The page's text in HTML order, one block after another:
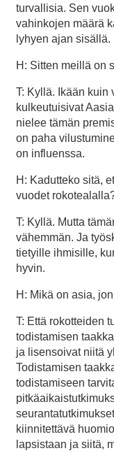
turvallisia. Sen
vahinkojen määrä
lyhyen ajan sisällä.
H: Sitten meillä on
T: Kyllä. Ikään kuin
kulkeutuisivat
nielee tämän
on paha
on influenssa.
H: Kadutteko sitä,
vuodet
T: Kyllä. Mutta
vähemmän. Ja
tietyille ihmisille,
hyvin.
H: Mikä on asia,
T: Että rokotteiden
todistamisen
ja lisensoivat niitä
Todistamisen
todistamiseen
kiinnitettävä
lapsistaan ja siitä,